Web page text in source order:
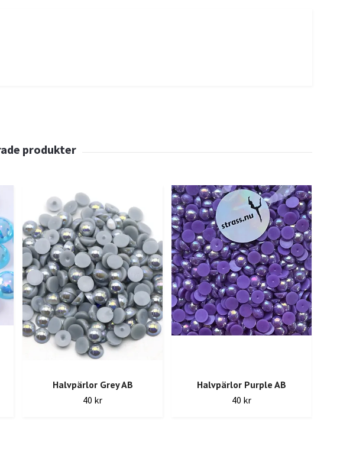
Halvpärlor Grey AB
40 kr
Halvpärlor Purple AB
40 kr